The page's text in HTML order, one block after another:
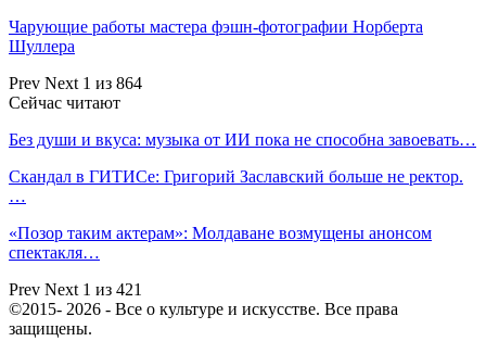
Чарующие работы мастера фэшн-фотографии Норберта
Шуллера
Prev Next 1 из 864
Сейчас читают
Без души и вкуса: музыка от ИИ пока не способна завоевать…
Скандал в ГИТИСе: Григорий Заславский больше не ректор.
…
«Позор таким актерам»: Молдаване возмущены анонсом
спектакля…
Prev Next 1 из 421
©2015- 2026 - Все о культуре и искусстве. Все права
защищены.